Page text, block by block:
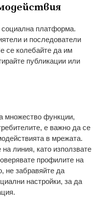
платформа.
и последователи
се колебайте да им
публикации или
множество функции,
е важно да се
в мрежата.
линия, като използвате
профилите на
не забравяйте да
настройки, за да